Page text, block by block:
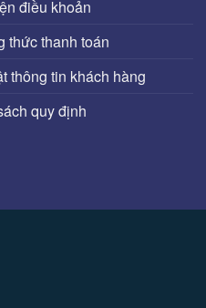
điều khoản
thức thanh toán
thông tin khách hàng
quy định